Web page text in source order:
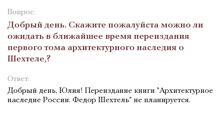
Вопрос:
Добрый день. Скажите пожалуйста можно ли
ожидать в ближайшее время переиздания
первого тома архитектурного наследия о
Шехтеле,?
Ответ:
Добрый день, Юлия! Переиздание книги "Архитектурное
наследие России. Федор Шехтель" не планируется.